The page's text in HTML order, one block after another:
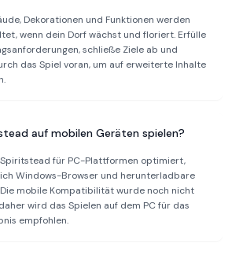
Dekorationen und Funktionen werden
wenn dein Dorf wächst und floriert. Erfülle
schließe Ziele ab und
das Spiel voran, um auf erweiterte Inhalte
auf mobilen Geräten spielen?
für PC-Plattformen optimiert,
Windows-Browser und herunterladbare
Die mobile Kompatibilität wurde noch nicht
wird das Spielen auf dem PC für das
empfohlen.